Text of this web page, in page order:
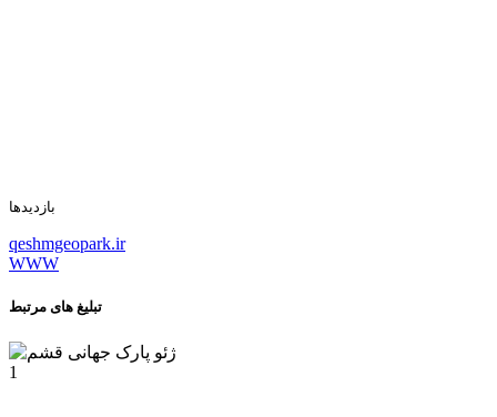
بازدیدها
qeshmgeopark.ir
WWW
تبلیغ های مرتبط
1